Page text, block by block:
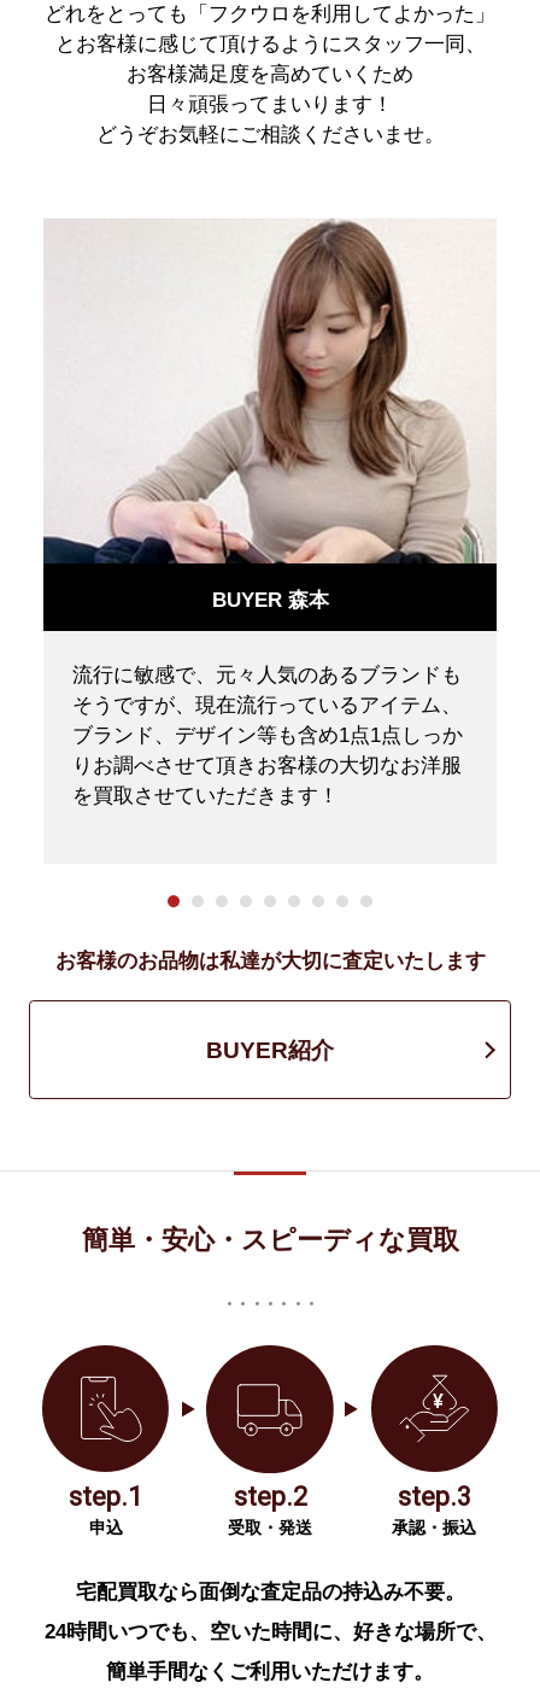
どれをとっても
「フクウロを利用してよかった」
とお客様に感じて頂けるようにスタッフ一同、
お客様満足度を高めていくため
日々頑張ってまいります！
どうぞお気軽にご相談くださいませ。
BUYER 森本
流行に敏感で、元々人気のあるブランドも
そうですが、現在流行っているアイテム、
ブランド、デザイン等も含め1点1点しっか
りお調べさせて頂きお客様の大切なお洋服
を買取させていただきます！
お客様のお品物は私達が大切に査定いたします
BUYER紹介
簡単・安心・スピーディな買取
step.1
申込
step.2
受取・発送
step.3
承認・振込
宅配買取なら面倒な査定品の持込み不要。
24時間いつでも、空いた時間に、好きな場所で、
簡単手間なくご利用いただけます。